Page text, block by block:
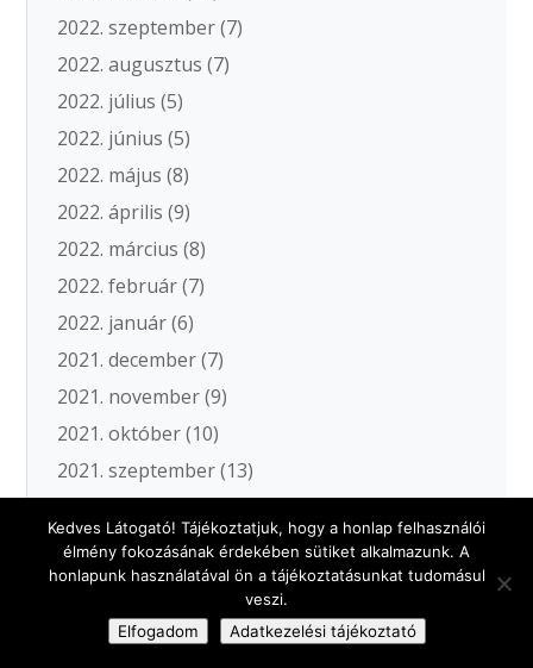
2022. szeptember(7)
2022. augusztus (7)
2022. július (5)
2022. június (5)
2022. május (8)
2022. április (9)
2022. március (8)
2022. február(7)
2022. január(6)
2021. december(7)
2021. november(9)
2021. október(10)
2021. szeptember(13)
2021. július(10)
2021. június(7)
2021. május(11)
Kedves Látogató! Tájékoztatjuk, hogy a honlap felhasználói
élmény fokozásának érdekében sütiket alkalmazunk. A
honlapunk használatával ön a tájékoztatásunkat tudomásul
veszi.
Elfogadom
Adatkezelési tájékoztató